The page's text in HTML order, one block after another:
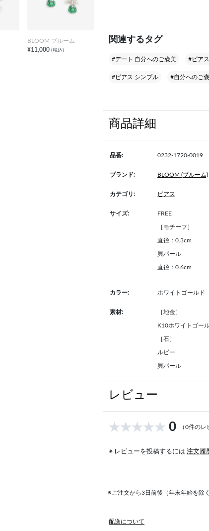
BLOOM ブルーム
¥11,000 (税込)
関連するタグ
#デート 自分へのご褒美 #ピア
#ピアス シンプル #自分へのご
商品詳細
品番: 0232-1720-0019
ブランド: BLOOM (ブルーム)
カテゴリ: ピアス
サイズ: FREE
［モチーフ］
直径：0.3cm
貝パール
直径：0.6cm
カラー: ホワイトゴールド
素材: ［地金］
K10ホワイトゴー
［石］
ルビー
貝パール
レビュー
0 （0件の
※ レビューを投稿するには 注文履
※ご注文から3日前後（年末年始を除
配送について